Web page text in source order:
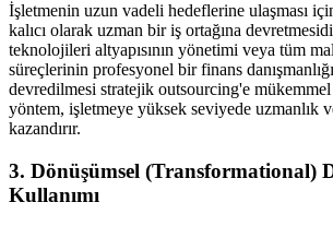
İşletmenin uzun vadeli hedeflerine ulaşması
kalıcı olarak uzman bir iş ortağına
teknolojileri altyapısının yönetimi veya tüm
süreçlerinin profesyonel bir finans
devredilmesi stratejik outsourcing'e
yöntem, işletmeye yüksek seviyede uzmanlık
kazandırır.
3. Dönüşümsel (Transformational)
Kullanımı